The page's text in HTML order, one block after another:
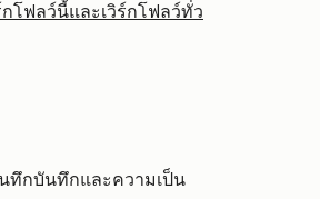
โฟลว์นี้และเวิร์กโฟลว์ทั่ว
ทึกบันทึกและความเป็น